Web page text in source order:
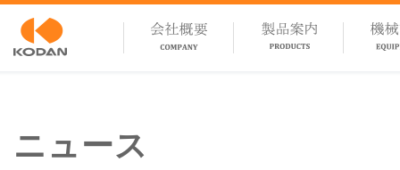
ニュース